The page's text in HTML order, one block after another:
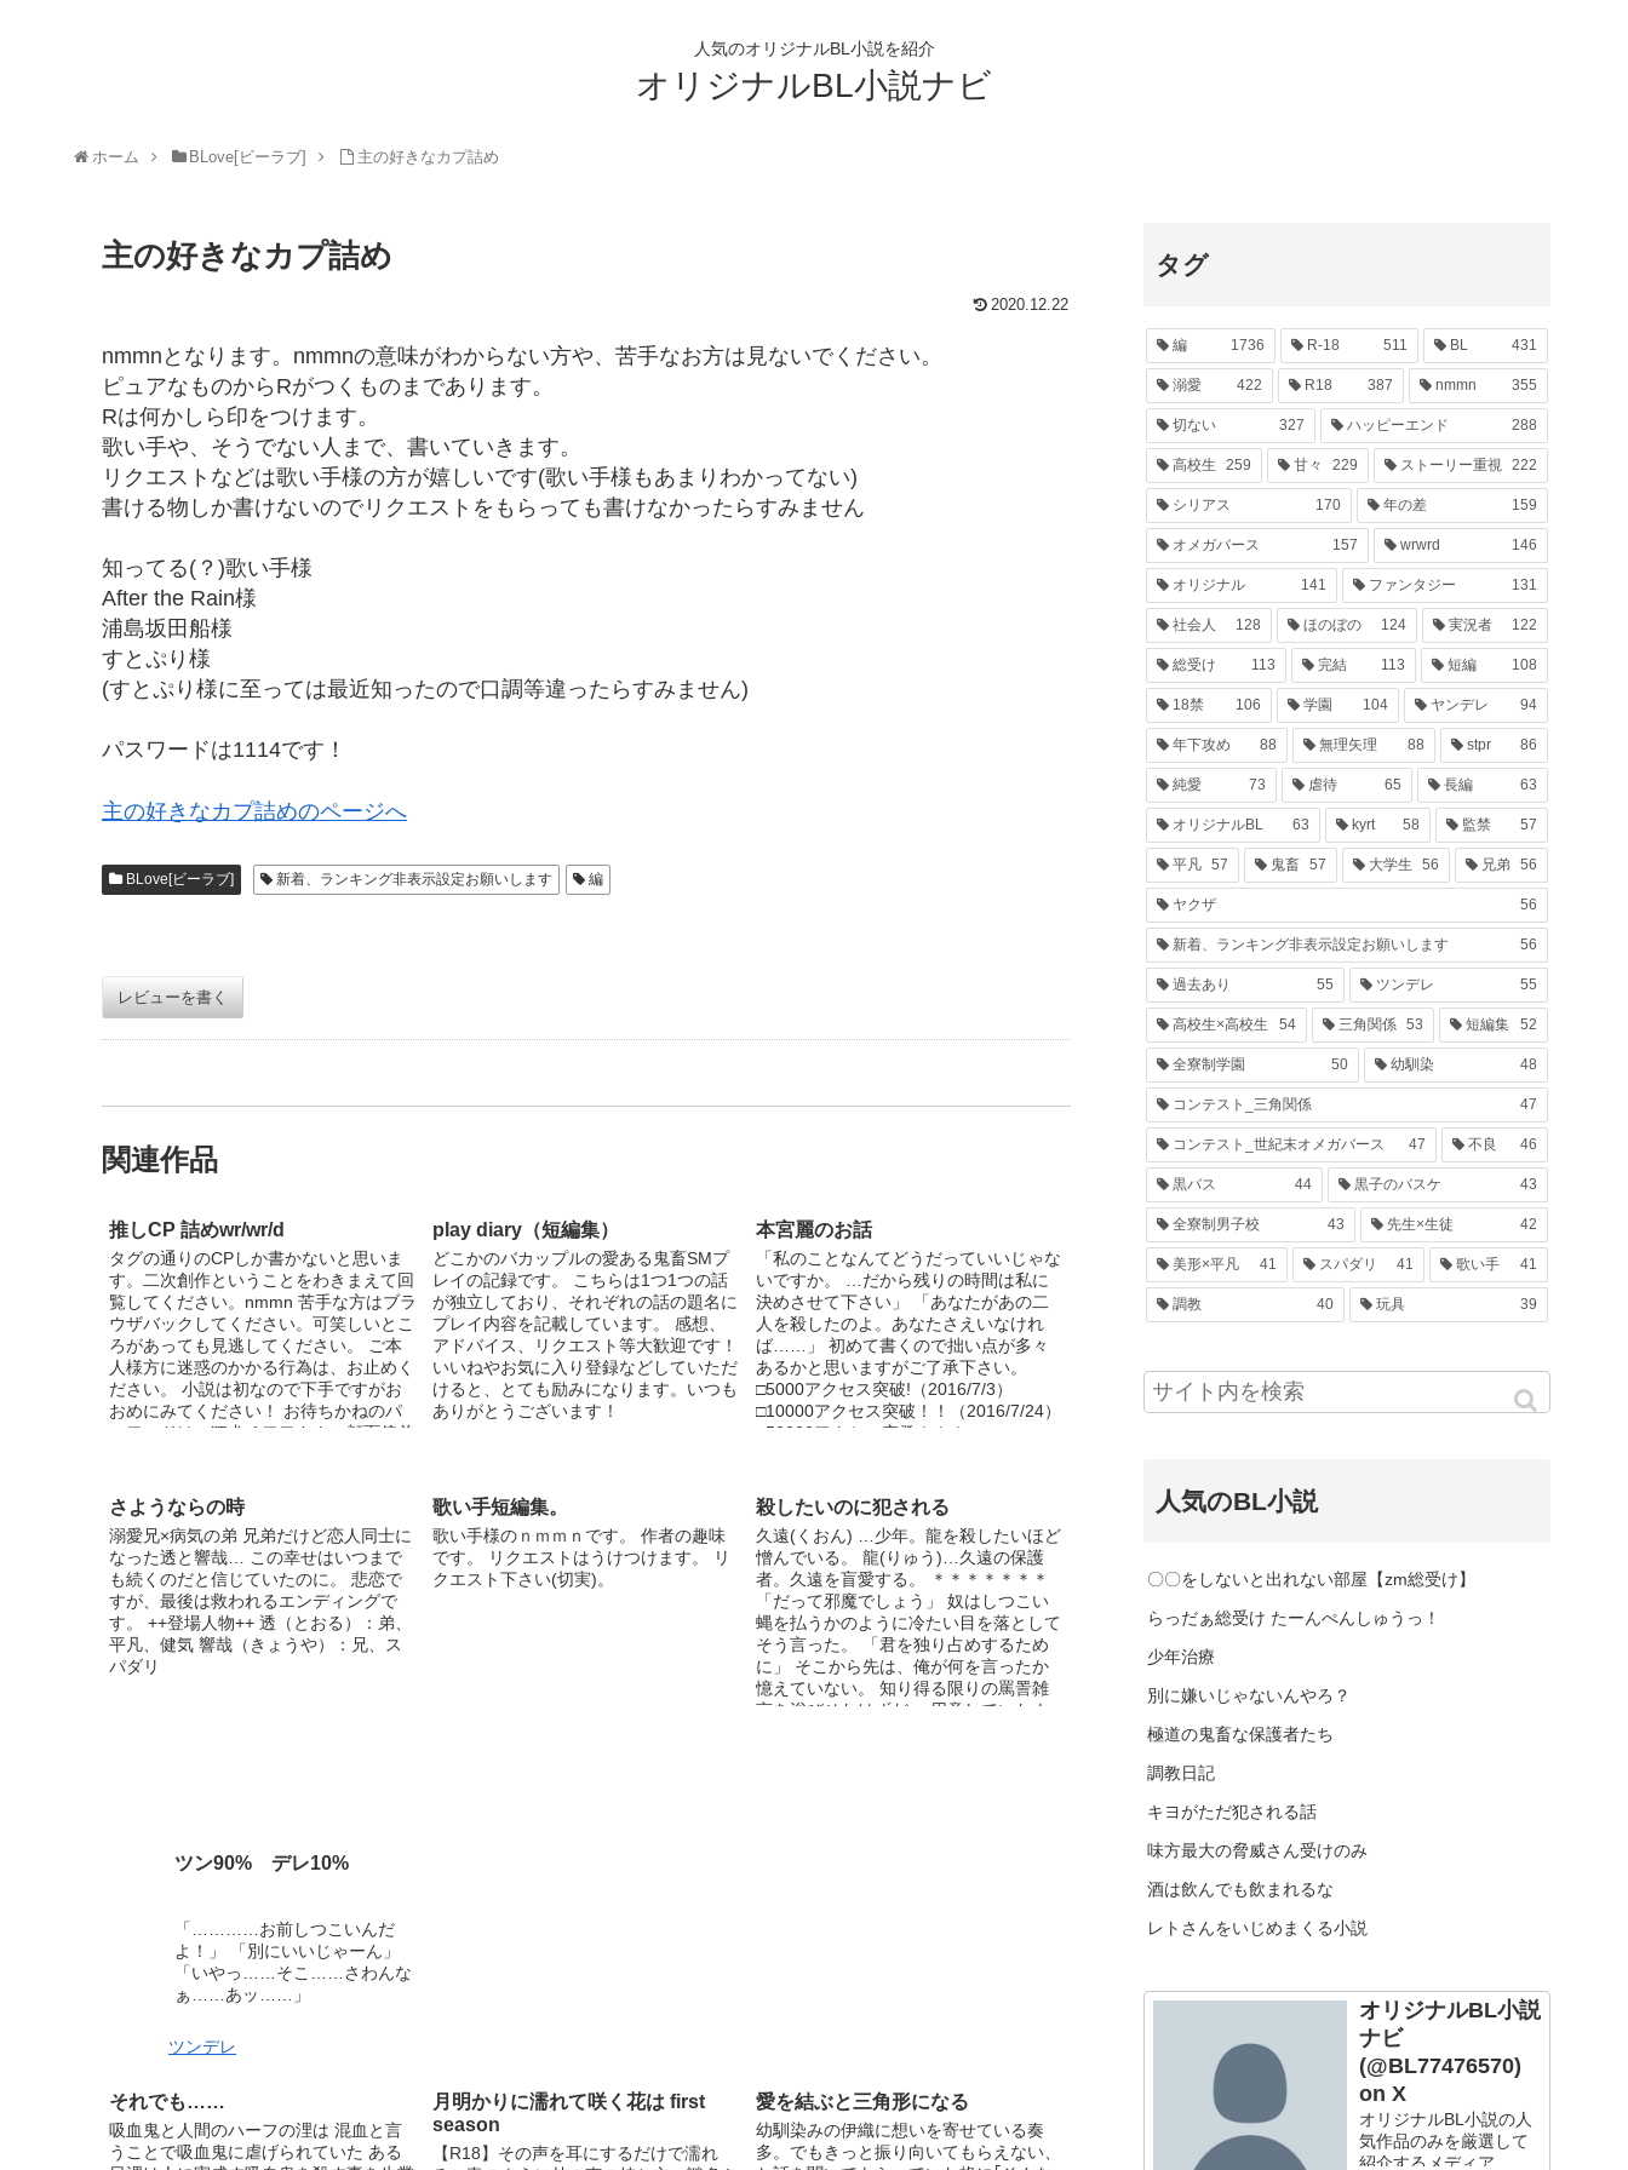
人気のオリジナルBL小説を紹介
オリジナルBL小説ナビ
ホーム BLove[ビーラブ] 主の好きなカプ詰め
主の好きなカプ詰め
2020.12.22
nmmnとなります。nmmnの意味がわからない方や、苦手なお方は見ないでください。
ピュアなものからRがつくものまであります。
Rは何かしら印をつけます。
歌い手や、そうでない人まで、書いていきます。
リクエストなどは歌い手様の方が嬉しいです(歌い手様もあまりわかってない)
書ける物しか書けないのでリクエストをもらっても書けなかったらすみません
知ってる(？)歌い手様
After the Rain様
浦島坂田船様
すとぷり様
(すとぷり様に至っては最近知ったので口調等違ったらすみません)
パスワードは1114です！
主の好きなカプ詰めのページへ
BLove[ビーラブ] 新着、ランキング非表示設定お願いします 編
レビューを書く
関連作品
推しCP 詰めwr/wr/d
タグの通りのCPしか書かないと思いま
す。二次創作ということをわきまえて回
覧してください。nmmn 苦手な方はブラ
ウザバックしてください。可笑しいとこ
ろがあっても見逃してください。 ご本
人様方に迷惑のかかる行為は、お止めく
ださい。 小説は初なので下手ですがお
おめにみてください！ お待ちかねのパ
スワードは、狂犬チワワさんの顔面偏差
play diary（短編集）
どこかのバカップルの愛ある鬼畜SMプ
レイの記録です。 こちらは1つ1つの話
が独立しており、それぞれの話の題名に
プレイ内容を記載しています。 感想、
アドバイス、リクエスト等大歓迎です！
いいねやお気に入り登録などしていただ
けると、とても励みになります。いつも
ありがとうございます！
本宮麗のお話
「私のことなんてどうだっていいじゃな
いですか。 …だから残りの時間は私に
決めさせて下さい」 「あなたがあの二
人を殺したのよ。あなたさえいなけれ
ば……」 初めて書くので拙い点が多々
あるかと思いますがご了承下さい。
□5000アクセス突破!（2016/7/3）
□10000アクセス突破！！（2016/7/24）
□50000アクセス突発！！！
お願いします♪
さようならの時
溺愛兄×病気の弟 兄弟だけど恋人同士に
なった透と響哉… この幸せはいつまで
も続くのだと信じていたのに。 悲恋で
すが、最後は救われるエンディングで
す。 ++登場人物++ 透（とおる）：弟、
平凡、健気 響哉（きょうや）：兄、ス
パダリ
歌い手短編集。
歌い手様のｎｍｍｎです。 作者の趣味
です。 リクエストはうけつけます。 リ
クエスト下さい(切実)。
殺したいのに犯される
久遠(くおん) …少年。龍を殺したいほど
憎んでいる。 龍(りゅう)…久遠の保護
者。久遠を盲愛する。 ＊＊＊＊＊＊＊
「だって邪魔でしょう」 奴はしつこい
蝿を払うかのように冷たい目を落として
そう言った。 「君を独り占めするため
に」 そこから先は、俺が何を言ったか
憶えていない。 知り得る限りの罵詈雑
言を浴びせたはずだ。 用意していたナ
ツン90% デレ10%
「…………お前しつこいんだ
よ！」 「別にいいじゃーん」
「いやっ……そこ……さわんな
ぁ……あッ……」
ツンデレ
それでも……
吸血鬼と人間のハーフの浬は 混血と言
うことで吸血鬼に虐げられていた ある
月明かりに濡れて咲く花は first
season
【R18】その声を耳にするだけで濡れ
愛を結ぶと三角形になる
幼馴染みの伊織に想いを寄せている奏
多。でもきっと振り向いてもらえない、
タグ
編 1736 R-18 511 BL 431
溺愛 422 R18 387 nmmn 355
切ない 327 ハッピーエンド 288
高校生 259 甘々 229 ストーリー重視 222
シリアス 170 年の差 159
オメガバース 157 wrwrd 146
オリジナル 141 ファンタジー 131
社会人 128 ほのぼの 124 実況者 122
総受け 113 完結 113 短編 108
18禁 106 学園 104 ヤンデレ 94
年下攻め 88 無理矢理 88 stpr 86
純愛 73 虐待 65 長編 63
オリジナルBL 63 kyrt 58 監禁 57
平凡 57 鬼畜 57 大学生 56 兄弟 56
ヤクザ 56
新着、ランキング非表示設定お願いします 56
過去あり 55 ツンデレ 55
高校生×高校生 54 三角関係 53 短編集 52
全寮制学園 50 幼馴染 48
コンテスト_三角関係 47
コンテスト_世紀末オメガバース 47 不良 46
黒バス 44 黒子のバスケ 43
全寮制男子校 43 先生×生徒 42
美形×平凡 41 スパダリ 41 歌い手 41
調教 40 玩具 39
人気のBL小説
〇〇をしないと出れない部屋【zm総受け】
らっだぁ総受け たーんぺんしゅうっ！
少年治療
別に嫌いじゃないんやろ？
極道の鬼畜な保護者たち
調教日記
キヨがただ犯される話
味方最大の脅威さん受けのみ
酒は飲んでも飲まれるな
レトさんをいじめまくる小説
オリジナルBL小説
ナビ
(@BL77476570)
on X
オリジナルBL小説の人
気作品のみを厳選して
紹介するメディア